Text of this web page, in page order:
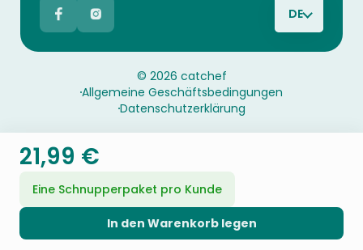
DE
© 2026 catchef
Allgemeine Geschäftsbedingungen
Datenschutzerklärung